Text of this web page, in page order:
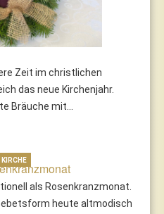
Zeit im christlichen
das neue Kirchenjahr.
Bräuche mit...
als Rosenkranzmonat.
heute altmodisch
KIRCHE